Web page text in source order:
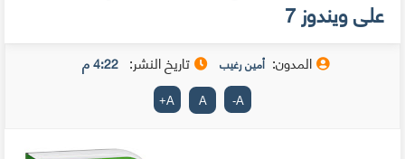
على ويندوز 7
المدون: أمين رغيب تاريخ النشر: 4:22 م
A
-
A
A
+